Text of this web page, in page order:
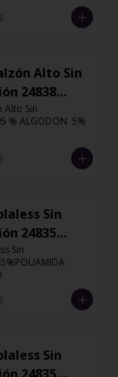
Alto Sin
24838
Alto Sin
% ALGODON  5%
Sin
24835
Sin
Sin